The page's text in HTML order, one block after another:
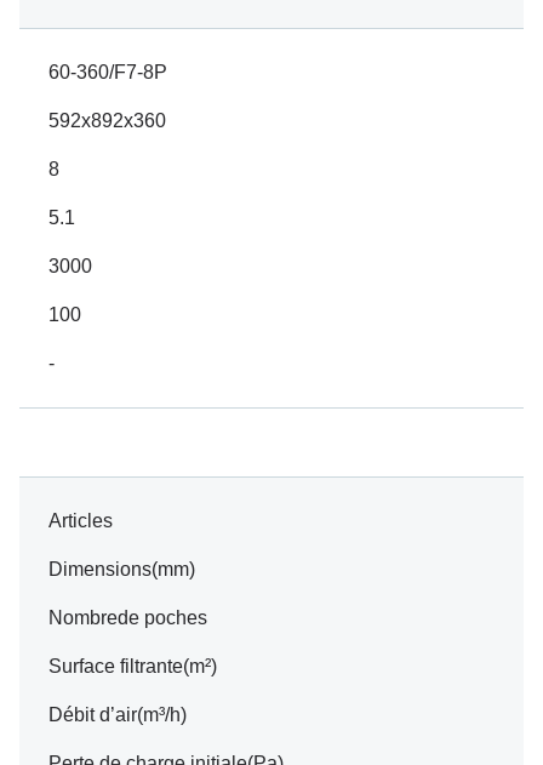
60-360/F7-8P
592x892x360
8
5.1
3000
100
-
Articles
Dimensions(mm)
Nombrede poches
Surface filtrante(m²)
Débit d’air(m³/h)